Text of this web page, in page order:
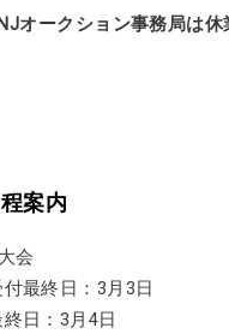
オークション事務局は
案内
会
付最終日：3月3日
日：3月4日